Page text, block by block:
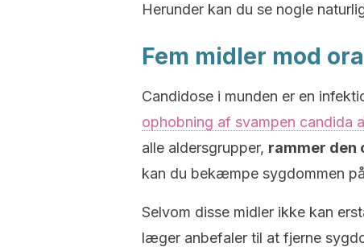
Herunder kan du se nogle
Fem midler mod
Candidose i munden er en
ophobning af svampen candida
alle aldersgrupper, rammer den
kan du bekæmpe sygdommen
Selvom disse midler ikke kan
læger anbefaler til at fjerne